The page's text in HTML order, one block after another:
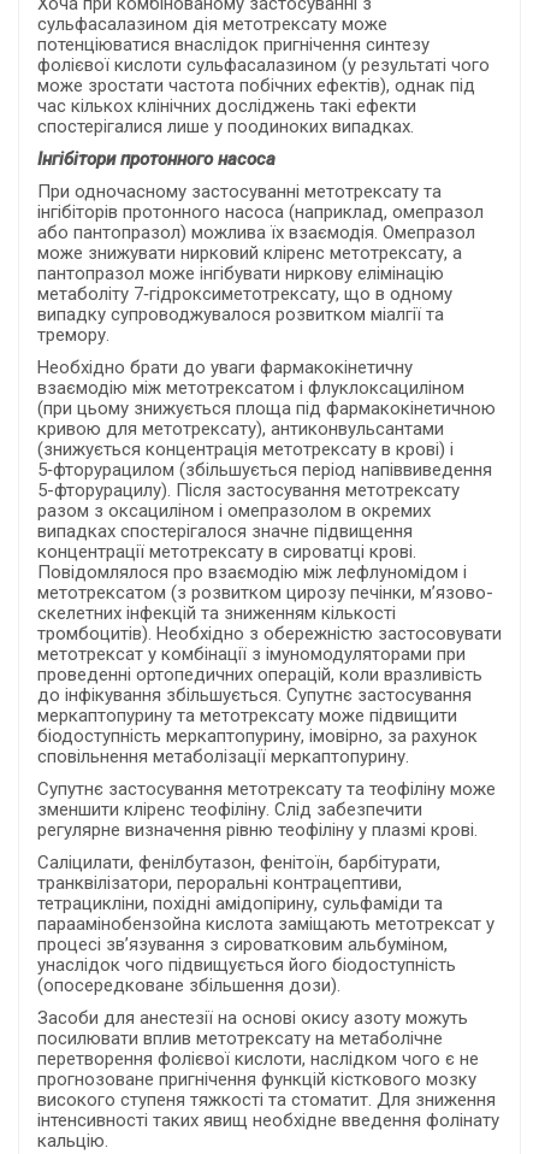
сульфасалазином дія метотрексату може
потенціюватися внаслідок пригнічення синтезу
фолієвої кислоти сульфасалазином (у результаті чого
може зростати частота побічних ефектів), однак під
час кількох клінічних досліджень такі ефекти
спостерігалися лише у поодиноких випадках.
Інгібітори протонного насоса
При одночасному застосуванні метотрексату та
інгібіторів протонного насоса (наприклад, омепразол
або пантопразол) можлива їх взаємодія. Омепразол
може знижувати нирковий кліренс метотрексату, а
пантопразол може інгібувати ниркову елімінацію
метаболіту 7‑гідроксиметотрексату, що в одному
випадку супроводжувалося розвитком міалгії та
тремору.
Необхідно брати до уваги фармакокінетичну
взаємодію між метотрексатом і флуклоксациліном
(при цьому знижується площа під фармакокінетичною
кривою для метотрексату), антиконвульсантами
(знижується концентрація метотрексату в крові) і
5‑фторурацилом (збільшується період напіввиведення
5-фторурацилу). Після застосування метотрексату
разом з оксациліном і омепразолом в окремих
випадках спостерігалося значне підвищення
концентрації метотрексату в сироватці крові.
Повідомлялося про взаємодію між лефлуномідом і
метотрексатом (з розвитком цирозу печінки, м’язово-
скелетних інфекцій та зниженням кількості
тромбоцитів). Необхідно з обережністю застосовувати
метотрексат у комбінації з імуномодуляторами при
проведенні ортопедичних операцій, коли вразливість
до інфікування збільшується. Супутнє застосування
меркаптопурину та метотрексату може підвищити
біодоступність меркаптопурину, імовірно, за рахунок
сповільнення метаболізації меркаптопурину.
Супутнє застосування метотрексату та теофіліну може
зменшити кліренс теофіліну. Слід забезпечити
регулярне визначення рівню теофіліну у плазмі крові.
Саліцилати, фенілбутазон, фенітоїн, барбітурати,
транквілізатори, пероральні контрацептиви,
тетрацикліни, похідні амідопірину, сульфаміди та
параамінобензойна кислота заміщають метотрексат у
процесі зв’язування з сироватковим альбуміном,
унаслідок чого підвищується його біодоступність
(опосередковане збільшення дози).
Засоби для анестезії на основі окису азоту можуть
посилювати вплив метотрексату на метаболічне
перетворення фолієвої кислоти, наслідком чого є не
прогнозоване пригнічення функцій кісткового мозку
високого ступеня тяжкості та стоматит. Для зниження
інтенсивності таких явищ необхідне введення фолінату
кальцію.